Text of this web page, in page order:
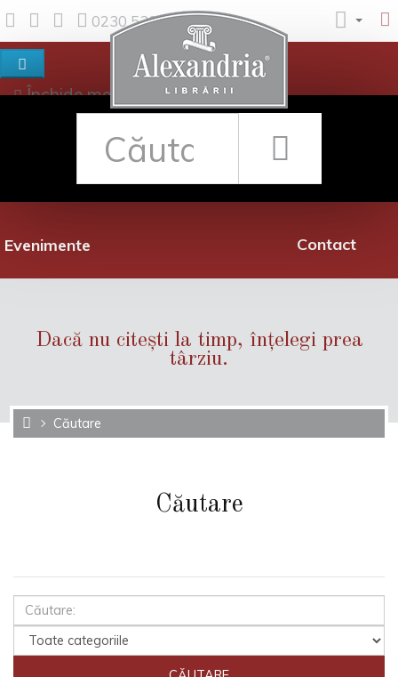
0230 530 342
Închide meniul
Evenimente
Rețea librării
Contact
Dacă nu citești la timp, înțelegi prea
târziu.
Căutare
Căutare